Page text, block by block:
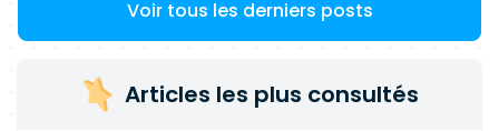
Voir tous les derniers posts
Articles les plus consultés